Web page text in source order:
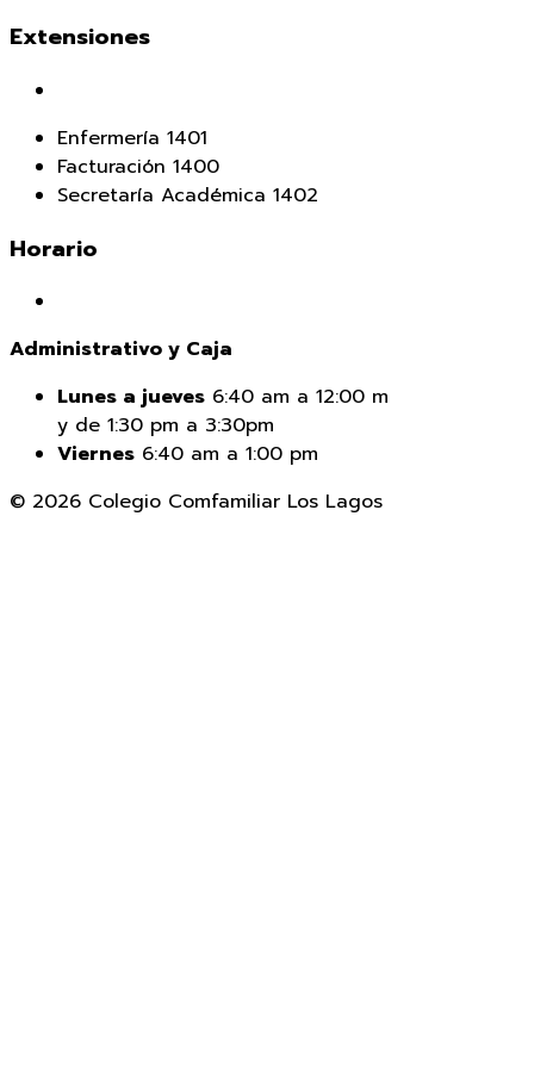
Extensiones
Enfermería 1401
Facturación 1400
Secretaría Académica 1402
Horario
Administrativo y Caja
Lunes a jueves 6:40 am a 12:00 m
y de 1:30 pm a 3:30pm
Viernes 6:40 am a 1:00 pm
© 2026 Colegio Comfamiliar Los Lagos